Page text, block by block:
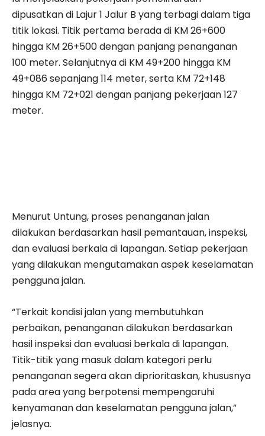
dipusatkan di Lajur 1 Jalur B yang terbagi dalam tiga
titik lokasi. Titik pertama berada di KM 26+600
hingga KM 26+500 dengan panjang penanganan
100 meter. Selanjutnya di KM 49+200 hingga KM
49+086 sepanjang 114 meter, serta KM 72+148
hingga KM 72+021 dengan panjang pekerjaan 127
meter.
Menurut Untung, proses penanganan jalan
dilakukan berdasarkan hasil pemantauan, inspeksi,
dan evaluasi berkala di lapangan. Setiap pekerjaan
yang dilakukan mengutamakan aspek keselamatan
pengguna jalan.
“Terkait kondisi jalan yang membutuhkan
perbaikan, penanganan dilakukan berdasarkan
hasil inspeksi dan evaluasi berkala di lapangan.
Titik-titik yang masuk dalam kategori perlu
penanganan segera akan diprioritaskan, khususnya
pada area yang berpotensi mempengaruhi
kenyamanan dan keselamatan pengguna jalan,”
jelasnya.